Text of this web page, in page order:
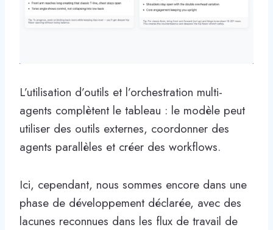
L’utilisation d’outils et l’orchestration multi-
agents complètent le tableau : le modèle peut
utiliser des outils externes, coordonner des
agents parallèles et créer des workflows.
Ici, cependant, nous sommes encore dans une
phase de développement déclarée, avec des
lacunes reconnues dans les flux de travail de